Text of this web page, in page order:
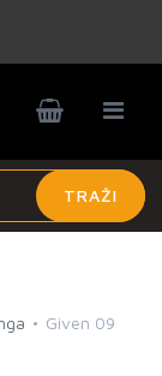
TRAŽI
Given 09